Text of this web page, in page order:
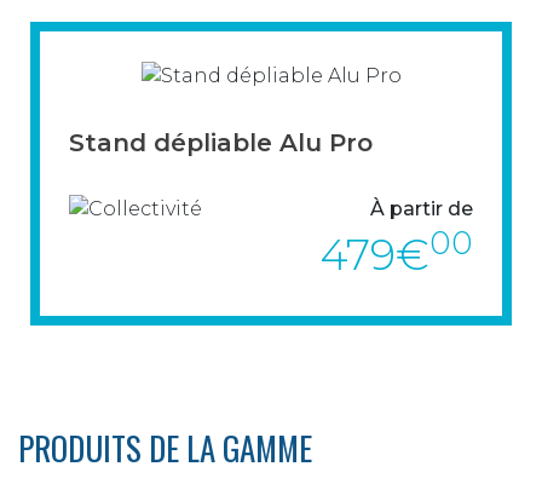
Stand dépliable Alu Pro
À partir de
479€00
manifestations.
PRODUITS DE LA GAMME